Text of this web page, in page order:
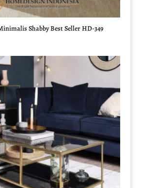
Shabby Best Seller HD-349